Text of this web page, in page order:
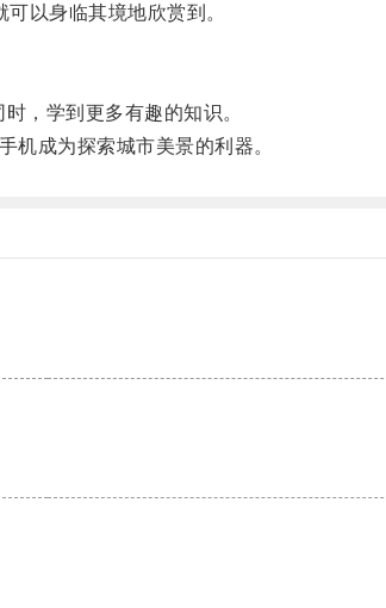
以身临其境地欣赏到。
，学到更多有趣的知识。
成为探索城市美景的利器。